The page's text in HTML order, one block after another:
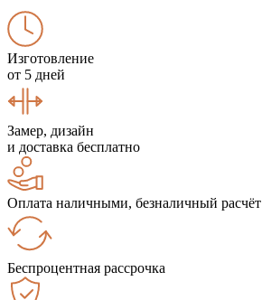
Изготовление
от 5 дней
Замер, дизайн
и доставка бесплатно
Оплата наличными, безналичный расчёт
Беспроцентная рассрочка